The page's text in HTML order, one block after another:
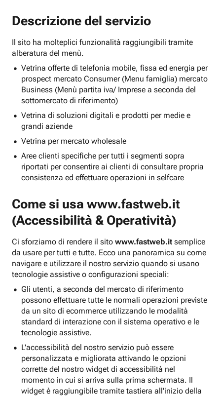
Descrizione del servizio
Il sito ha molteplici funzionalità raggiungibili tramite
alberatura del menù.
Vetrina offerte di telefonia mobile, fissa ed energia per
prospect mercato Consumer (Menu famiglia) mercato
Business (Menù partita iva/ Imprese a seconda del
sottomercato di riferimento)
Vetrina di soluzioni digitali e prodotti per medie e
grandi aziende
Vetrina per mercato wholesale
Aree clienti specifiche per tutti i segmenti sopra
riportati per consentire ai clienti di consultare propria
consistenza ed effettuare operazioni in selfcare
Come si usa www.fastweb.it
(Accessibilità & Operatività)
Ci sforziamo di rendere il sito www.fastweb.it semplice
da usare per tutti e tutte. Ecco una panoramica su come
navigare e utilizzare il nostro servizio quando si usano
tecnologie assistive o configurazioni speciali:
Gli utenti, a seconda del mercato di riferimento
possono effettuare tutte le normali operazioni previste
da un sito di ecommerce utilizzando le modalità
standard di interazione con il sistema operativo e le
tecnologie assistive.
L'accessibilità del nostro servizio può essere
personalizzata e migliorata attivando le opzioni
corrette del nostro widget di accessibilità nel
momento in cui si arriva sulla prima schermata. Il
widget è raggiungibile tramite tastiera all'inizio della